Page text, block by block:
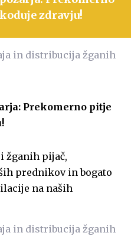
zdravju!
Prekomerno pitje
žganih pijač,
prednikov in bogato
na naših